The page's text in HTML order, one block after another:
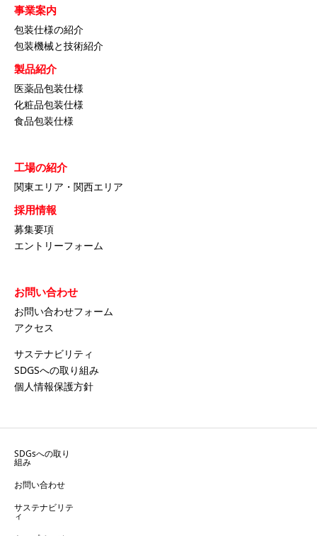
事業案内
包装仕様の紹介
包装機械と技術紹介
製品紹介
医薬品包装仕様
化粧品包装仕様
食品包装仕様
工場の紹介
関東エリア・関西エリア
採用情報
募集要項
エントリーフォーム
お問い合わせ
お問い合わせフォーム
アクセス
サステナビリティ
SDGSへの取り組み
個人情報保護方針
SDGsへの取り
組み
お問い合わせ
サステナビリテ
ィ